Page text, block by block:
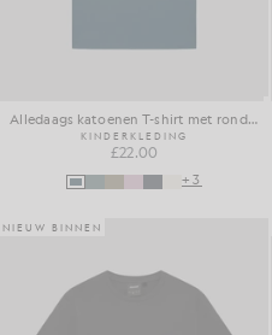
Alledaags katoenen T-shirt met ronde hals
KINDERKLEDING
£22.00
+3
NIEUW BINNEN